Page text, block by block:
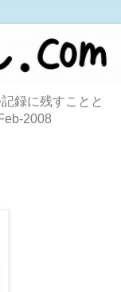
録に残すことと
2008